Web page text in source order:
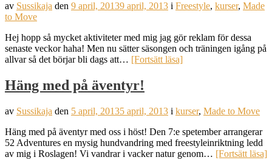
av Sussikaja den 9 april, 20139 april, 2013 i Freestyle, kurser, Made
to Move
Hej hopp så mycket aktiviteter med mig jag gör reklam för dessa
senaste veckor haha! Men nu sätter säsongen och träningen igång på
allvar så det börjar bli dags att… [Fortsätt läsa]
Häng med på äventyr!
av Sussikaja den 5 april, 20135 april, 2013 i kurser, Made to Move
Häng med på äventyr med oss i höst! Den 7:e spetember arrangerar
52 Adventures en mysig hundvandring med freestyleinriktning ledd
av mig i Roslagen! Vi vandrar i vacker natur genom… [Fortsätt läsa]